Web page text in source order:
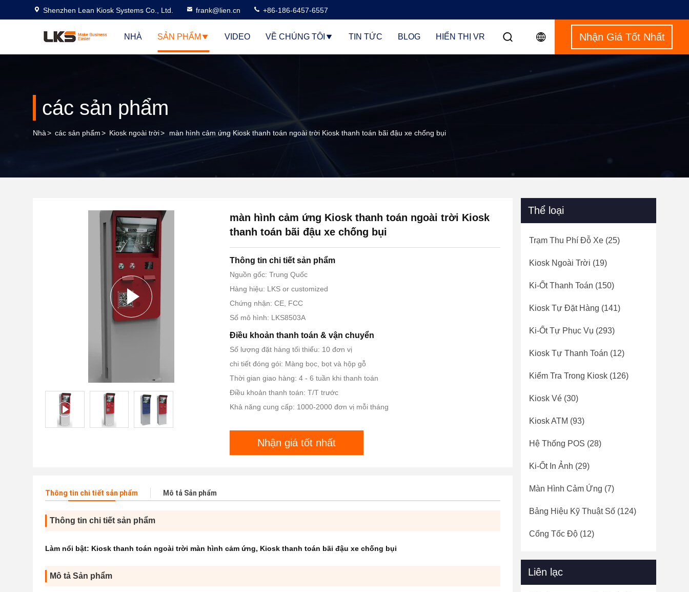
Shenzhen Lean Kiosk Systems Co., Ltd. frank@lien.cn +86-186-6457-6557
NHÀ SẢN PHẨM VIDEO VỀ CHÚNG TÔI TIN TỨC BLOG HIỂN THỊ VR Nhận Giá Tốt Nhất
các sản phẩm
Nhà> các sản phẩm> Kiosk ngoài trời> màn hình cảm ứng Kiosk thanh toán ngoài trời Kiosk thanh toán bãi đậu xe chống bụi
màn hình cảm ứng Kiosk thanh toán ngoài trời Kiosk
thanh toán bãi đậu xe chống bụi
Thông tin chi tiết sản phẩm
Nguồn gốc: Trung Quốc
Hàng hiệu: LKS or customized
Chứng nhận: CE, FCC
Số mô hình: LKS8503A
Điều khoản thanh toán & vận chuyển
Số lượng đặt hàng tối thiểu: 10 đơn vị
chi tiết đóng gói: Màng bọc, bọt và hộp gỗ
Thời gian giao hàng: 4 - 6 tuần khi thanh toán
Điều khoản thanh toán: T/T trước
Khả năng cung cấp: 1000-2000 đơn vị mỗi tháng
Nhận giá tốt nhất
Thông tin chi tiết sản phẩm Mô tả Sản phẩm
Thông tin chi tiết sản phẩm
Làm nổi bật: Kiosk thanh toán ngoài trời màn hình cảm ứng, Kiosk thanh toán bãi đậu xe chống bụi
Mô tả Sản phẩm
Thể loại
Trạm Thu Phí Đỗ Xe (25)
Kiosk Ngoài Trời (19)
Ki-Ốt Thanh Toán (150)
Kiosk Tự Đặt Hàng (141)
Ki-Ốt Tự Phục Vụ (293)
Kiosk Tự Thanh Toán (12)
Kiểm Tra Trong Kiosk (126)
Kiosk Vé (30)
Kiosk ATM (93)
Hệ Thống POS (28)
Ki-Ốt In Ảnh (29)
Màn Hình Cảm Ứng (7)
Bảng Hiệu Kỹ Thuật Số (124)
Cổng Tốc Độ (12)
Liên lạc